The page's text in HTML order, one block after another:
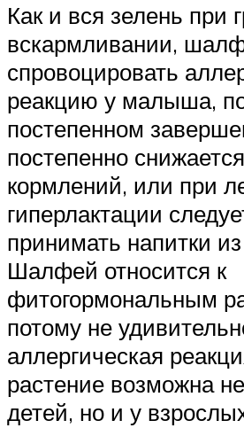
Как и вся зелень при
вскармливании,
спровоцировать
реакцию у малыша,
постепенном
постепенно
кормлений, или при
гиперлактации
принимать напитки
Шалфей относится к
фитогормональным
потому не
аллергическая
растение возможна
детей, но и у